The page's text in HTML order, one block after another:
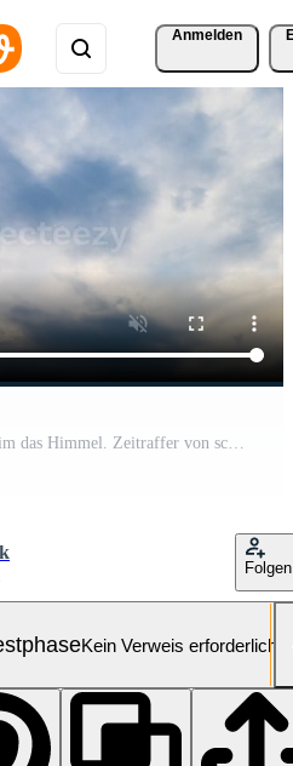
Anmelden
tolle Licht Wolken erscheint im das Himmel. Zeitraffer von schnell Wolke Transformation. niedrig Winkel Sicht. Pro Video
Folgen
Kein Verweis erforderlich